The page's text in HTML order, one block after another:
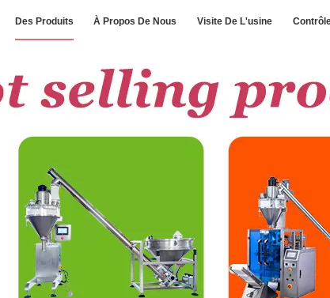
Des Produits À Propos De Nous Visite De L'usine